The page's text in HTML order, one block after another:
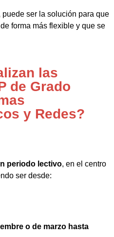
ser la solución para que
forma más flexible y que se
las
de Grado
y Redes?
periodo lectivo, en el centro
ser desde:
o de marzo hasta